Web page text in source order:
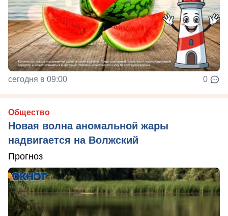
сегодня в 09:00 0
Общество
Новая волна аномальной жары
надвигается на Волжский
Прогноз